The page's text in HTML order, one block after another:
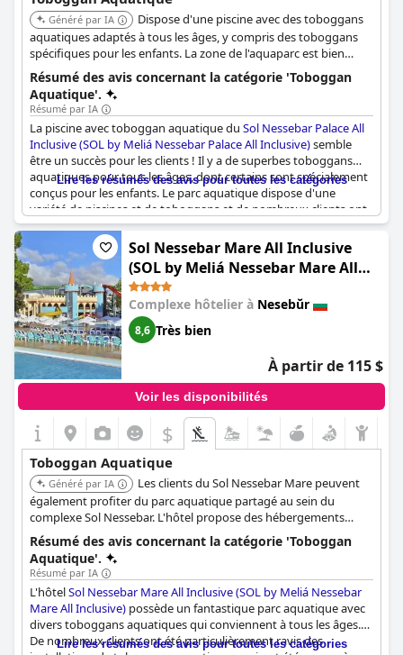
Généré par IA
Dispose d'une piscine avec des toboggans
aquatiques adaptés à tous les âges, y compris des toboggans
spécifiques pour les enfants. La zone de l'aquaparc est bien
entretenue et offre une variété de piscines et de toboggans.
Offre une expérience de toboggan aquatique agréable pour
toute la famille.
Résumé des avis concernant la catégorie 'Toboggan
Aquatique'.
Résumé par IA
La piscine avec toboggan aquatique du Sol Nessebar Palace All
Inclusive (SOL by Meliá Nessebar Palace All Inclusive)semble
être un succès pour les clients ! Il y a de superbes toboggans
aquatiques pour tous les âges, dont certains sont spécialement
conçus pour les enfants. Le parc aquatique dispose d'une
variété de piscines et de toboggans et de nombreux clients ont
apprécié le Toboganul mare et le Toboganul Rocky River. La zone
des toboggans est bien entretenue et propre. Bien que certains
toboggans fonctionnent par intermittence, l'expérience des
toboggans aquatiques est globalement agréable. La piscine et
le parc aquatique sont les points forts de l'établissement, tout
comme les chambres, les divertissements, les bars de la piscine
et les snacks. Certains clients ont noté un manque de distance
physique dans le parc aquatique, mais dans l'ensemble, le parc
aquatique est un ajout fantastique à l'hôtel.
Lire les résumés des avis pour toutes les catégories
Sol Nessebar Mare All Inclusive
(SOL by Meliá Nessebar Mare All
Inclusive)
Complexe hôtelier à Nesebŭr
8,6 Très bien
À partir de 115 $
Voir les disponibilités
$
Toboggan Aquatique
Généré par IA
Les clients du Sol Nessebar Mare peuvent
également profiter du parc aquatique partagé au sein du
complexe Sol Nessebar. L'hôtel propose des hébergements
confortables et un accès pratique à une gamme d'activités
nautiques, ce qui le rend idéal pour les familles.
Résumé des avis concernant la catégorie 'Toboggan
Aquatique'.
Résumé par IA
L'hôtelSol Nessebar Mare All Inclusive (SOL by Meliá Nessebar
Mare All Inclusive) possède un fantastique parc aquatique avec
divers toboggans aquatiques qui conviennent à tous les âges.
De nombreux clients ont été particulièrement ravis des
Lire les résumés des avis pour toutes les catégories